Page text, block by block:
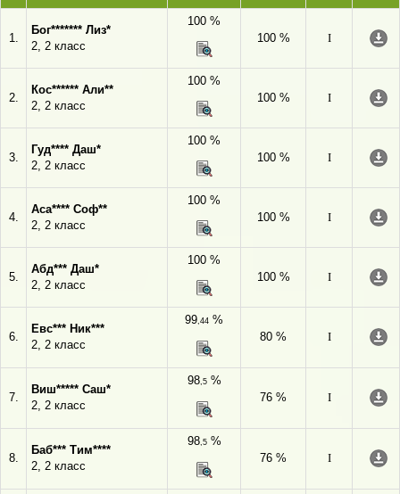
1.
Бог******* Лиз*
2, 2 класс
100 %
100 %
I
2.
Кос****** Али**
2, 2 класс
100 %
100 %
I
3.
Гуд**** Даш*
2, 2 класс
100 %
100 %
I
4.
Аса**** Соф**
2, 2 класс
100 %
100 %
I
5.
Абд*** Даш*
2, 2 класс
100 %
100 %
I
6.
Евс*** Ник***
2, 2 класс
99,44 %
80 %
I
7.
Виш***** Саш*
2, 2 класс
98,5%
76 %
I
8.
Баб*** Тим****
2, 2 класс
98,5%
76 %
I